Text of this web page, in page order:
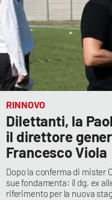
Politica
Sanità
Società
Sport
RUBRICHE
Good Morning
RINNOVO
Dilettanti, la
il direttore
Francesco Viola
Dopo la conferma di mister
sue fondamenta: il dg, ex
riferimento per la nuova